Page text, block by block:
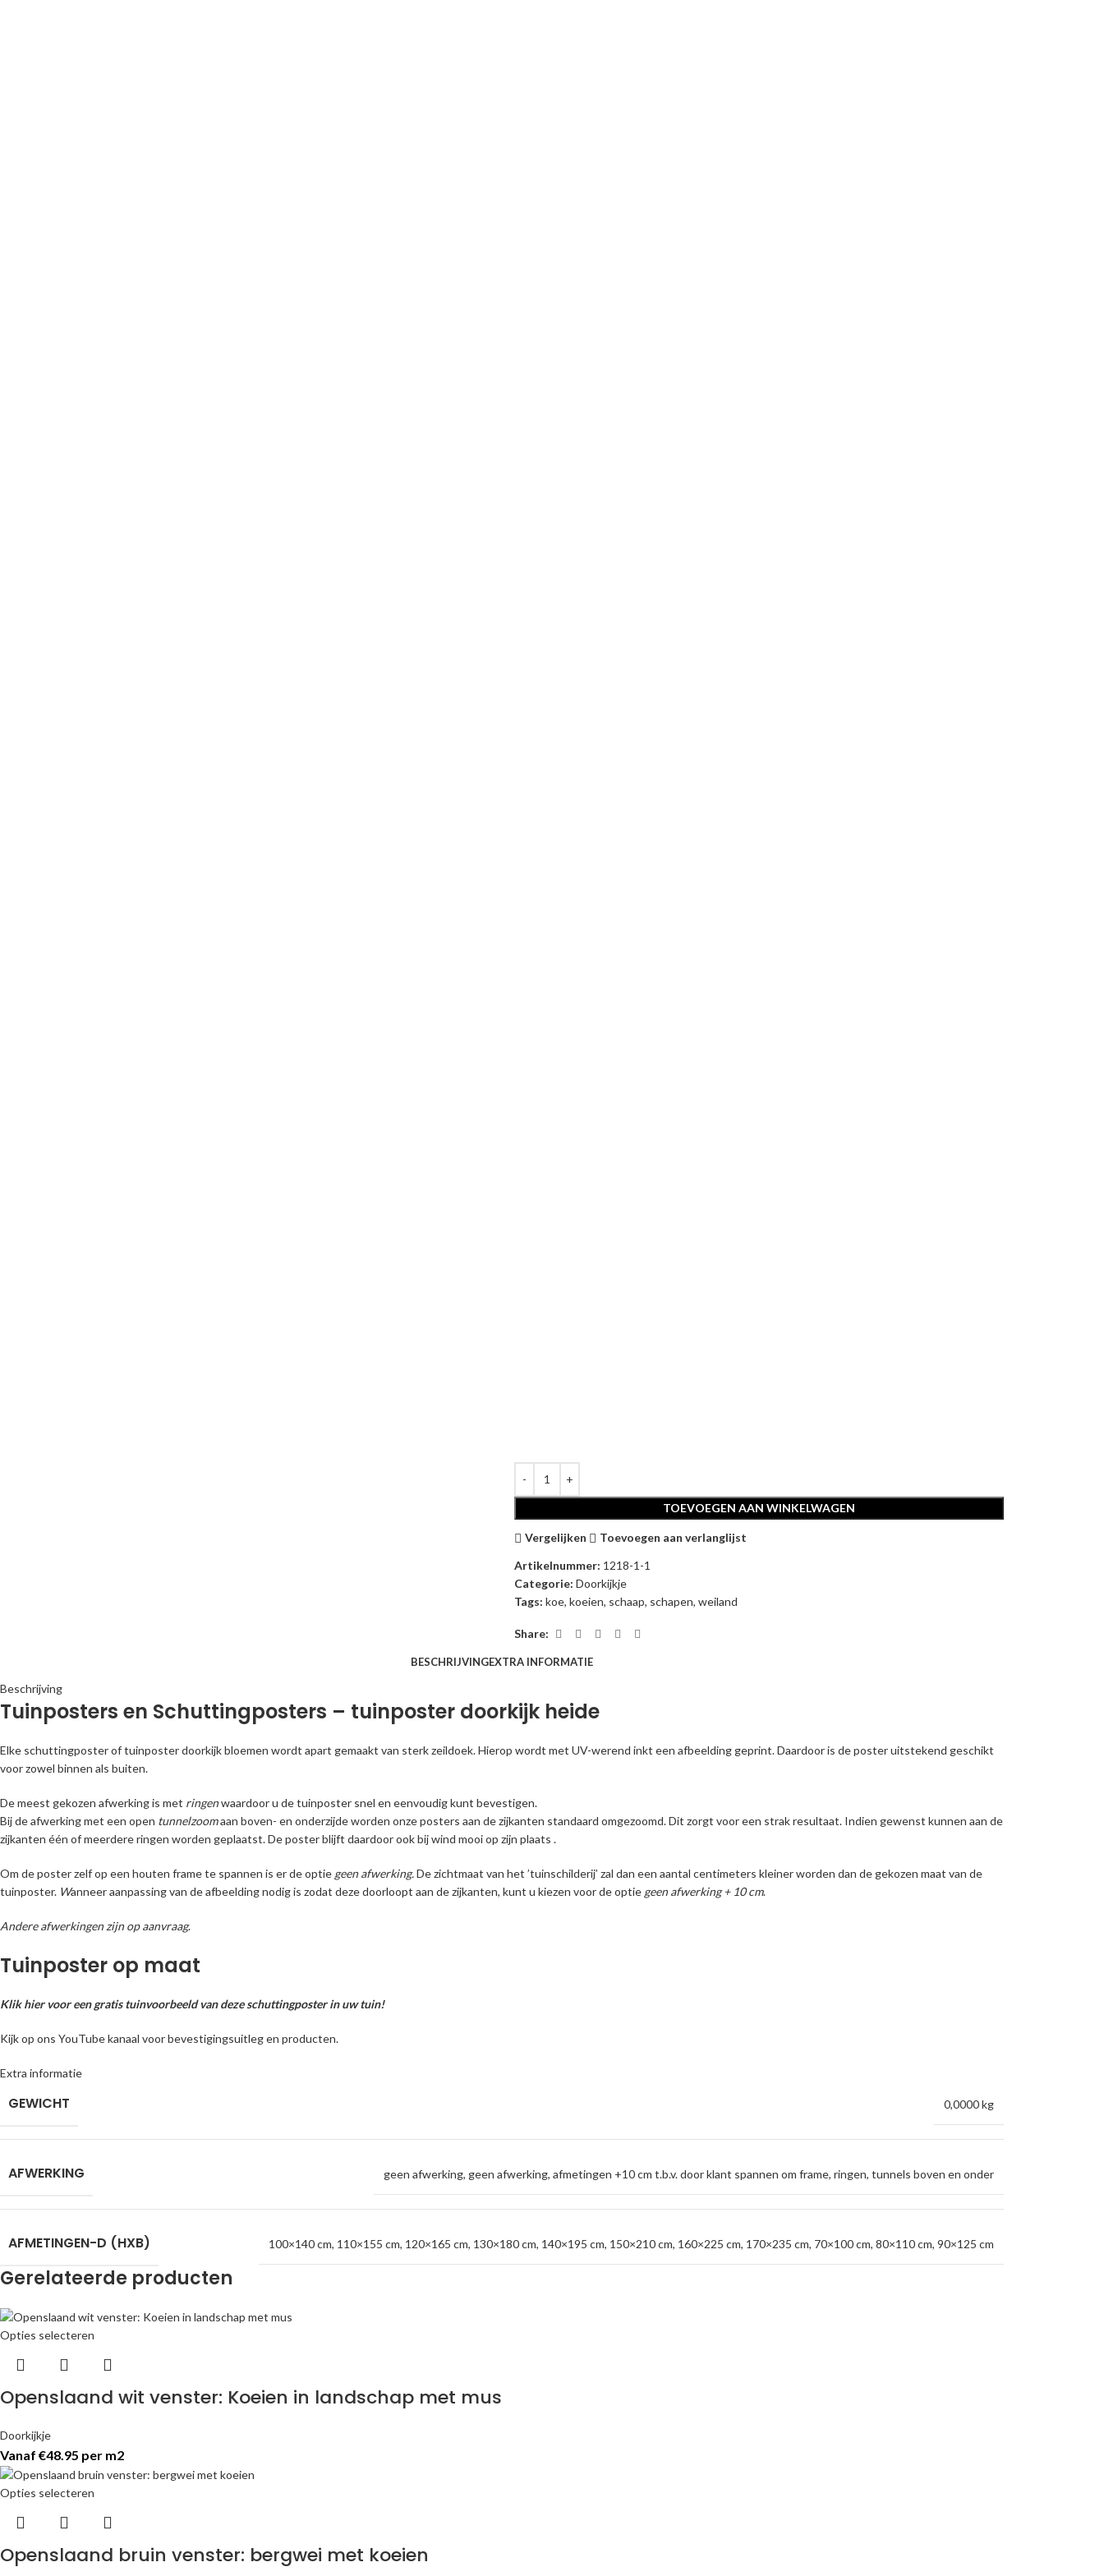
TOEVOEGEN AAN WINKELWAGEN
Vergelijken
Toevoegen aan verlanglijst
Artikelnummer: 1218-1-1
Categorie: Doorkijkje
Tags: koe, koeien, schaap, schapen, weiland
Share:
BESCHRIJVINGEXTRA INFORMATIE
Beschrijving
Tuinposters en Schuttingposters – tuinposter doorkijk heide
Elke schuttingposter of tuinposter doorkijk bloemen wordt apart gemaakt van sterk zeildoek. Hierop wordt met UV-werend inkt een afbeelding geprint. Daardoor is de poster uitstekend geschikt
voor zowel binnen als buiten.
De meest gekozen afwerking is met ringenwaardoor u de tuinposter snel en eenvoudig kunt bevestigen.
Bij de afwerking met een open tunnelzoomaan boven- en onderzijde worden onze posters aan de zijkanten standaard omgezoomd. Dit zorgt voor een strak resultaat. Indien gewenst kunnen aan de
zijkanten één of meerdere ringen worden geplaatst. De poster blijft daardoor ook bij wind mooi op zijn plaats .
Om de poster zelf op een houten frame te spannen is er de optie geen afwerking.De zichtmaat van het ’tuinschilderij’ zal dan een aantal centimeters kleiner worden dan de gekozen maat van de
tuinposter. Wanneer aanpassing van de afbeelding nodig is zodat deze doorloopt aan de zijkanten, kunt u kiezen voor de optie geen afwerking + 10 cm.
Andere afwerkingen zijn op aanvraag.
Tuinposter op maat
Klik hier voor een gratis tuinvoorbeeld van deze schuttingposter in uw tuin!
Kijk op ons YouTube kanaal voor bevestigingsuitleg en producten.
Extra informatie
GEWICHT 0,0000 kg
AFWERKING geen afwerking, geen afwerking, afmetingen +10 cm t.b.v. door klant spannen om frame, ringen, tunnels boven en onder
AFMETINGEN-D (HXB) 100×140 cm, 110×155 cm, 120×165 cm, 130×180 cm, 140×195 cm, 150×210 cm, 160×225 cm, 170×235 cm, 70×100 cm, 80×110 cm, 90×125 cm
Gerelateerde producten
Opties selecteren
Openslaand wit venster: Koeien in landschap met mus
Doorkijkje
Vanaf €48.95 per m2
Opties selecteren
Openslaand bruin venster: bergwei met koeien